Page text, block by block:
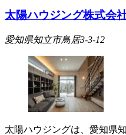
太陽ハウジング株式会
愛知県知立市鳥居3-3-12
太陽ハウジングは、愛知県